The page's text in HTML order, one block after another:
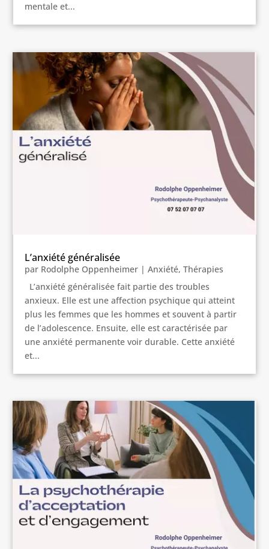
mentale et...
L’anxiété généralisée
par Rodolphe Oppenheimer |Anxiété,Thérapies
L’anxiété généralisée fait partie des troubles
anxieux. Elle est une affection psychique qui atteint
plus les femmes que les hommes et souvent à partir
de l’adolescence. Ensuite, elle est caractérisée par
une anxiété permanente voir durable. Cette anxiété
et...